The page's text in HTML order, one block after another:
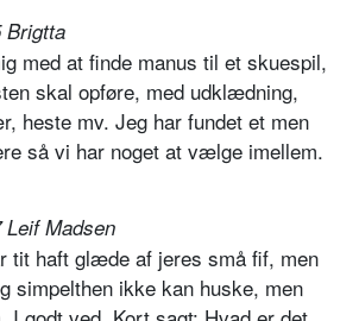
Brigtta
med at finde manus til et skuespil,
skal opføre, med udklædning,
heste mv. Jeg har fundet et men
så vi har noget at vælge imellem.
Leif Madsen
tit haft glæde af jeres små fif, men
simpelthen ikke kan huske, men